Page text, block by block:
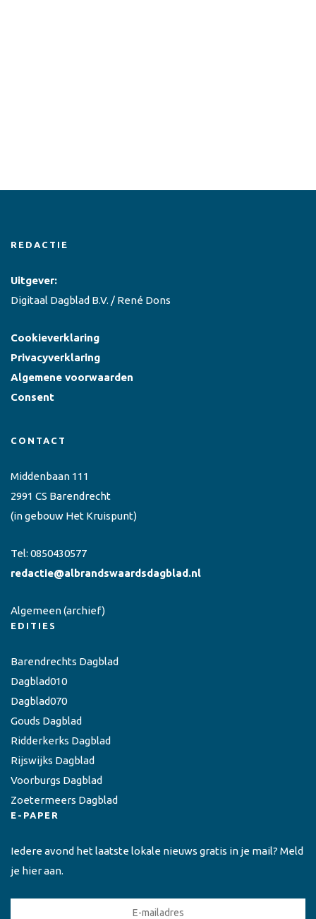
REDACTIE
Uitgever:
Digitaal Dagblad B.V. / René Dons
Cookieverklaring
Privacyverklaring
Algemene voorwaarden
Consent
CONTACT
Middenbaan 111
2991 CS Barendrecht
(in gebouw Het Kruispunt)
Tel: 0850430577
redactie@albrandswaardsdagblad.nl
Algemeen(archief)
EDITIES
Barendrechts Dagblad
Dagblad010
Dagblad070
Gouds Dagblad
Ridderkerks Dagblad
Rijswijks Dagblad
Voorburgs Dagblad
Zoetermeers Dagblad
E-PAPER
Iedere avond het laatste lokale nieuws gratis in je mail? Meld
je hier aan.